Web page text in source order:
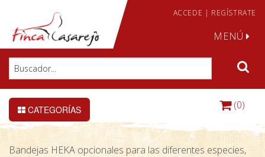
ACCEDE | REGÍSTRATE
MENÚ
CATEGORÍAS (0)
Bandejas HEKA opcionales para las diferentes especies,